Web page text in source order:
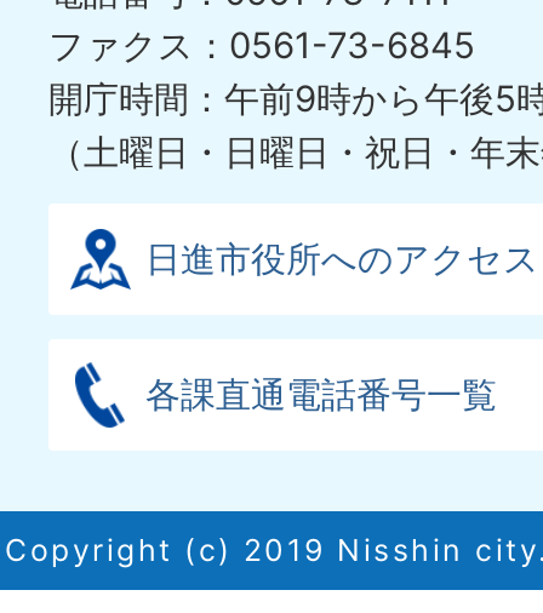
ファクス：0561-73-6845
開庁時間：午前9時から午後5
（土曜日・日曜日・祝日・年
日進市役所へのアクセス
各課直通電話番号一覧
Copyright (c) 2019 Nisshin